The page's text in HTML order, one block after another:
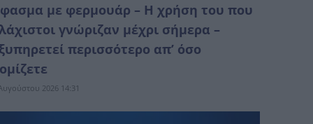
με φερμουάρ – Η χρήση του που
γνώριζαν μέχρι σήμερα –
περισσότερο απ’ όσο
2026 14:31